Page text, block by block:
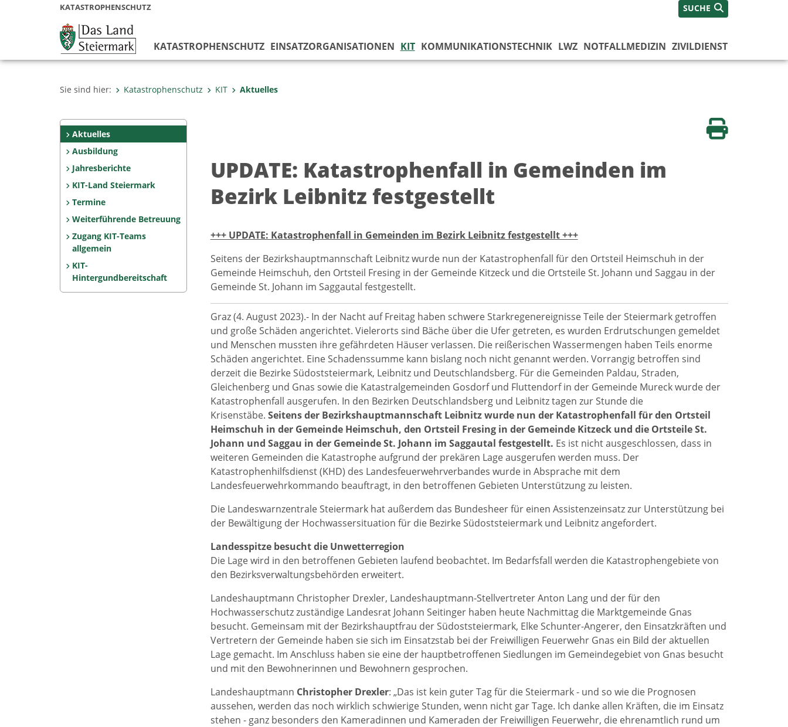
KATASTROPHENSCHUTZ SUCHE
KATASTROPHENSCHUTZ EINSATZORGANISATIONEN KIT KOMMUNIKATIONSTECHNIK LWZ NOTFALLMEDIZIN ZIVILDIENST
Sie sind hier: Katastrophenschutz KIT Aktuelles
Aktuelles
Ausbildung
Jahresberichte
KIT-Land Steiermark
Termine
Weiterführende Betreuung
Zugang KIT-Teams
allgemein
KIT-
Hintergundbereitschaft
Seite drucken
UPDATE: Katastrophenfall in Gemeinden im
Bezirk Leibnitz festgestellt
+++ UPDATE: Katastrophenfall in Gemeinden im Bezirk Leibnitz festgestellt +++
Seitens der Bezirkshauptmannschaft Leibnitz wurde nun der Katastrophenfall für den Ortsteil Heimschuh in der
Gemeinde Heimschuh, den Ortsteil Fresing in der Gemeinde Kitzeck und die Ortsteile St. Johann und Saggau in der
Gemeinde St. Johann im Saggautal festgestellt.
Graz (4. August 2023).- In der Nacht auf Freitag haben schwere Starkregenereignisse Teile der Steiermark getroffen
und große Schäden angerichtet. Vielerorts sind Bäche über die Ufer getreten, es wurden Erdrutschungen gemeldet
und Menschen mussten ihre gefährdeten Häuser verlassen. Die reißerischen Wassermengen haben Teils enorme
Schäden angerichtet. Eine Schadenssumme kann bislang noch nicht genannt werden. Vorrangig betroffen sind
derzeit die Bezirke Südoststeiermark, Leibnitz und Deutschlandsberg. Für die Gemeinden Paldau, Straden,
Gleichenberg und Gnas sowie die Katastralgemeinden Gosdorf und Fluttendorf in der Gemeinde Mureck wurde der
Katastrophenfall ausgerufen. In den Bezirken Deutschlandsberg und Leibnitz tagen zur Stunde die
Krisenstäbe. Seitens der Bezirkshauptmannschaft Leibnitz wurde nun der Katastrophenfall für den Ortsteil
Heimschuh in der Gemeinde Heimschuh, den Ortsteil Fresing in der Gemeinde Kitzeck und die Ortsteile St.
Johann und Saggau in der Gemeinde St. Johann im Saggautal festgestellt. Es ist nicht ausgeschlossen, dass in
weiteren Gemeinden die Katastrophe aufgrund der prekären Lage ausgerufen werden muss. Der
Katastrophenhilfsdienst (KHD) des Landesfeuerwehrverbandes wurde in Absprache mit dem
Landesfeuerwehrkommando beauftragt, in den betroffenen Gebieten Unterstützung zu leisten.
Die Landeswarnzentrale Steiermark hat außerdem das Bundesheer für einen Assistenzeinsatz zur Unterstützung bei
der Bewältigung der Hochwassersituation für die Bezirke Südoststeiermark und Leibnitz angefordert.
Landesspitze besucht die Unwetterregion
Die Lage wird in den betroffenen Gebieten laufend beobachtet. Im Bedarfsfall werden die Katastrophengebiete von
den Bezirksverwaltungsbehörden erweitert.
Landeshauptmann Christopher Drexler, Landeshauptmann-Stellvertreter Anton Lang und der für den
Hochwasserschutz zuständige Landesrat Johann Seitinger haben heute Nachmittag die Marktgemeinde Gnas
besucht. Gemeinsam mit der Bezirkshauptfrau der Südoststeiermark, Elke Schunter-Angerer, den Einsatzkräften und
Vertretern der Gemeinde haben sie sich im Einsatzstab bei der Freiwilligen Feuerwehr Gnas ein Bild der aktuellen
Lage gemacht. Im Anschluss haben sie eine der hauptbetroffenen Siedlungen im Gemeindegebiet von Gnas besucht
und mit den Bewohnerinnen und Bewohnern gesprochen.
Landeshauptmann Christopher Drexler: „Das ist kein guter Tag für die Steiermark - und so wie die Prognosen
aussehen, werden das noch wirklich schwierige Stunden, wenn nicht gar Tage. Ich danke allen Kräften, die im Einsatz
stehen - ganz besonders den Kameradinnen und Kameraden der Freiwilligen Feuerwehr, die ehrenamtlich rund um